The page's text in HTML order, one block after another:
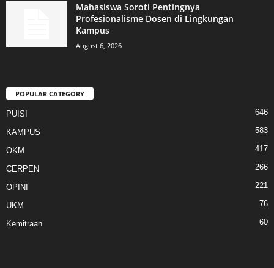
Mahasiswa Soroti Pentingnya
Profesionalisme Dosen di Lingkungan
Kampus
August 6, 2026
POPULAR CATEGORY
PUISI 646
KAMPUS 583
OKM 417
CERPEN 266
OPINI 221
UKM 76
Kemitraan 60